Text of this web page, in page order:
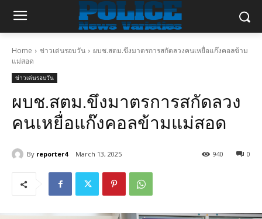
Home ข่าวเด่นรอบวัน
ผบช.สตม.ขึงมาตรการสกัดลวงคนเหยื่อแก๊งคอลข้าม
แม่สอด
ข่าวเด่นรอบวัน
ผบช.สตม.ขึงมาตรการสกัดลวง
คนเหยื่อแก๊งคอลข้ามแม่สอด
By reporter4 March 13, 2025 0
940